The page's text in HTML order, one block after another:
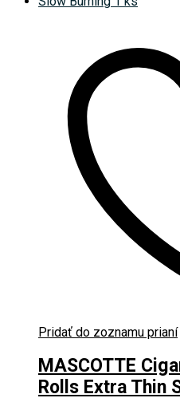
Pridať do zoznamu prianí
MASCOTTE
Rolls Extra Thin